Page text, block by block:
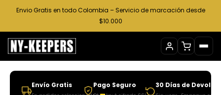
Envio Gratis en todo Colombia – Servicio de marcación desde
$10.000
Envío Gratis Pago Seguro 30 Días de